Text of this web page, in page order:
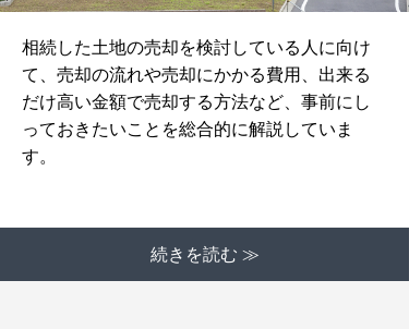
相続した土地の売却を検討している人に向け
て、売却の流れや売却にかかる費用、出来る
だけ高い金額で売却する方法など、事前にし
っておきたいことを総合的に解説していま
す。
続きを読む ≫